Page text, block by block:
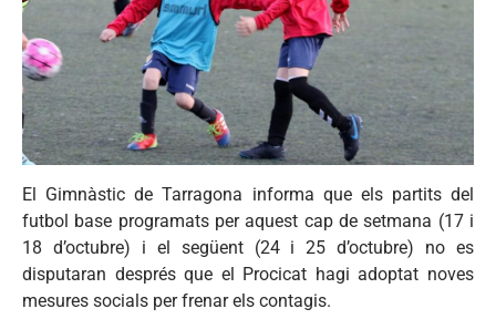
El Gimnàstic de Tarragona informa que els partits del
futbol base programats per aquest cap de setmana (17 i
18 d’octubre) i el següent (24 i 25 d’octubre) no es
disputaran després que el Procicat hagi adoptat noves
mesures socials per frenar els contagis.